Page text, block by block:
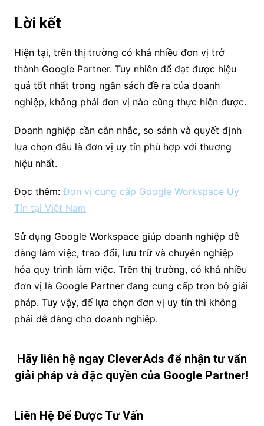
Lời kết
Hiện tại, trên thị trường có khá nhiều đơn vị trở
thành Google Partner. Tuy nhiên để đạt được hiệu
quả tốt nhất trong ngân sách đề ra của doanh
nghiệp, không phải đơn vị nào cũng thực hiện được.
Doanh nghiệp cần cân nhắc, so sánh và quyết định
lựa chọn đâu là đơn vị uy tín phù hợp với thương
hiệu nhất.
Đọc thêm: Đơn vị cung cấp Google Workspace Uy
Tín tại Việt Nam
Sử dụng Google Workspace giúp doanh nghiệp dễ
dàng làm việc, trao đổi, lưu trữ và chuyên nghiệp
hóa quy trình làm việc. Trên thị trường, có khá nhiều
đơn vị là Google Partner đang cung cấp trọn bộ giải
pháp. Tuy vậy, để lựa chọn đơn vị uy tín thì không
phải dễ dàng cho doanh nghiệp.
Hãy liên hệ ngay CleverAds để nhận tư vấn
giải pháp và đặc quyền của Google Partner!
Liên Hệ Để Được Tư Vấn